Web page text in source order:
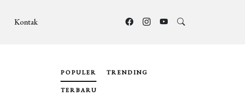
Kontak
POPULER TRENDING
TERBARU